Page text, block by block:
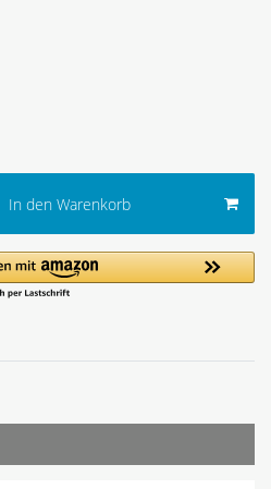
In den Warenkorb